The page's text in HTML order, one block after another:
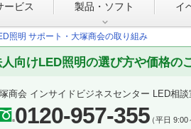
ービス 製品・ソフト イ
照明 サポート・大塚商会の取り組み
向けLED照明の選び方や価格の
商会 インサイドビジネスセンター LED相談
0120-957-355（平日 9:00